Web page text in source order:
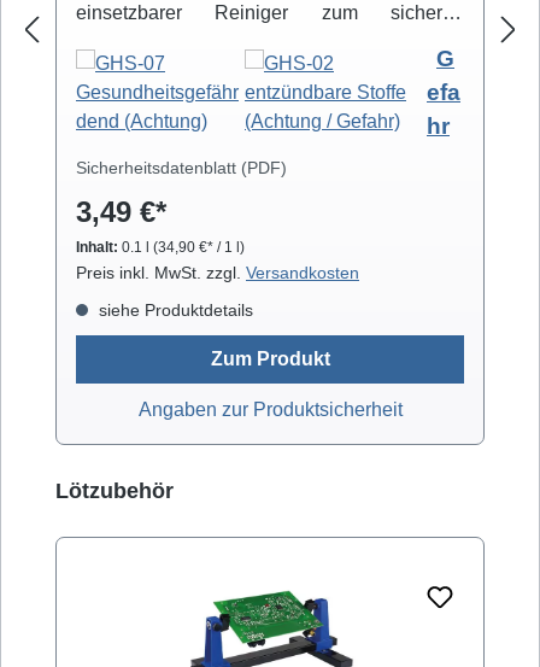
einsetzbarer Reiniger zum sicheren
Hochreiner Isopropanol-Alkohol ( 99,8% )
eignet sich zur professionellen Säuberung
von z.B. Video- und Tonköpfen,
Laufwerkteilen, Gummirollen und optischen
arbeitet rückstandsfrei.
G
efa
hr
Sicherheitsdatenblatt (PDF)
3,49 €*
Inhalt: 0.1 l (34,90 €* / 1 l)
Preis inkl. MwSt. zzgl. Versandkosten
siehe Produktdetails
Zum Produkt
Angaben zur Produktsicherheit
Produktgalerie überspringen
Lötzubehör